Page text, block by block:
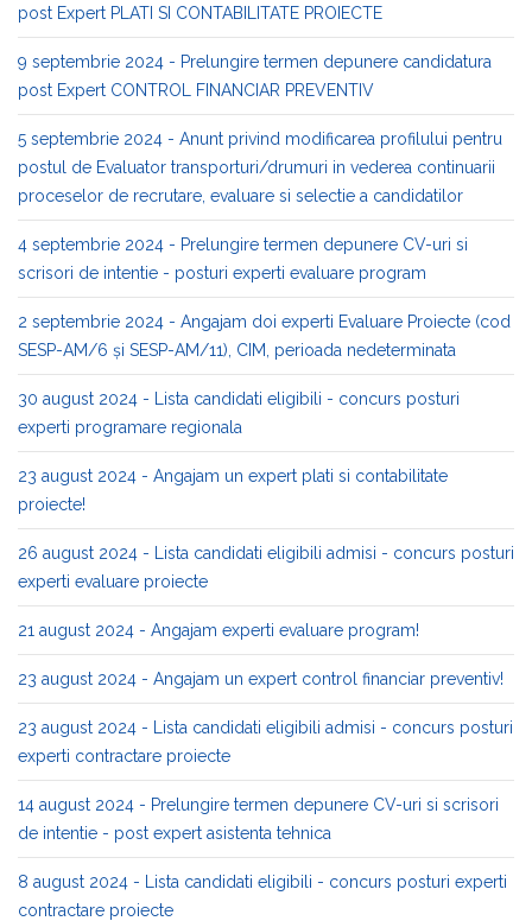
post Expert PLATI SI CONTABILITATE PROIECTE
9 septembrie 2024 - Prelungire termen depunere candidatura
post Expert CONTROL FINANCIAR PREVENTIV
5 septembrie 2024 - Anunt privind modificarea profilului pentru
postul de Evaluator transporturi/drumuri in vederea continuarii
proceselor de recrutare, evaluare si selectie a candidatilor
4 septembrie 2024 - Prelungire termen depunere CV-uri si
scrisori de intentie - posturi experti evaluare program
2 septembrie 2024 - Angajam doi experti Evaluare Proiecte (cod
SESP-AM/6 și SESP-AM/11), CIM, perioada nedeterminata
30 august 2024 - Lista candidati eligibili - concurs posturi
experti programare regionala
23 august 2024 - Angajam un expert plati si contabilitate
proiecte!
26 august 2024 - Lista candidati eligibili admisi - concurs posturi
experti evaluare proiecte
21 august 2024 - Angajam experti evaluare program!
23 august 2024 - Angajam un expert control financiar preventiv!
23 august 2024 - Lista candidati eligibili admisi - concurs posturi
experti contractare proiecte
14 august 2024 - Prelungire termen depunere CV-uri si scrisori
de intentie - post expert asistenta tehnica
8 august 2024 - Lista candidati eligibili - concurs posturi experti
contractare proiecte